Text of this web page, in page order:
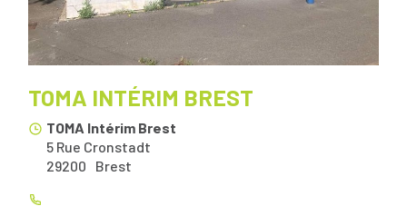
TOMA INTÉRIM BREST
TOMA Intérim Brest
5 Rue Cronstadt
Brest
29200